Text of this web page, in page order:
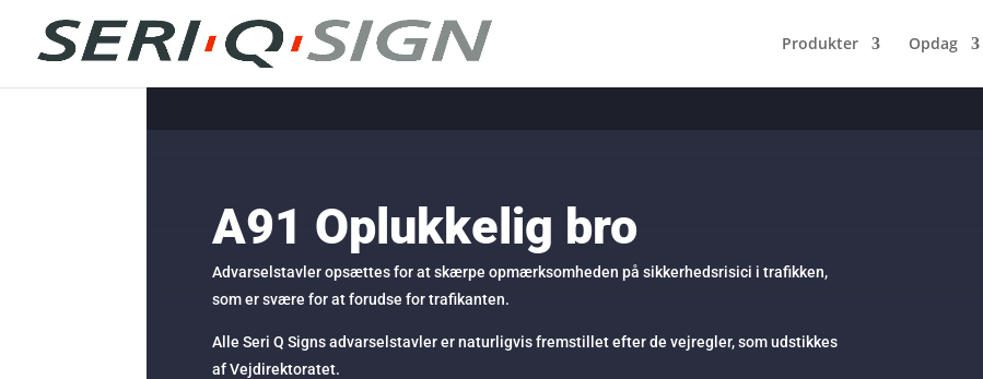
Produkter Opdag
A91 Oplukkelig bro
Advarselstavler opsættes for at skærpe opmærksomheden på sikkerhedsrisici i trafikken,
som er svære for at forudse for trafikanten.
Alle Seri Q Signs advarselstavler er naturligvis fremstillet efter de vejregler, som udstikkes
af Vejdirektoratet.